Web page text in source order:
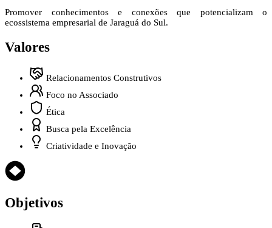
Promover conhecimentos e conexões que potencializam o
ecossistema empresarial de Jaraguá do Sul.
Valores
Relacionamentos Construtivos
Foco no Associado
Ética
Busca pela Excelência
Criatividade e Inovação
Objetivos